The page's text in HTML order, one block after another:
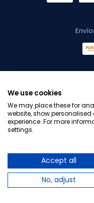
We use cookies
We may place these for
website, show
experience. For more
settings.
Accept all
No, adjust